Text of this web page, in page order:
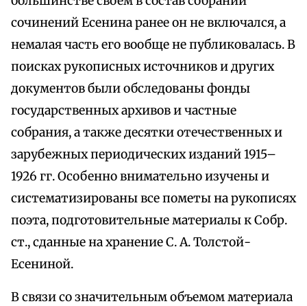
сочинений Есенина ранее он не включался, а
немалая часть его вообще не публиковалась. В
поисках рукописных источников и других
документов были обследованы фонды
государственных архивов и частные
собрания, а также десятки отечественных и
зарубежных периодических изданий 1915–
1926 гг. Особенно внимательно изучены и
систематизированы все пометы на рукописях
поэта, подготовительные материалы к Собр.
ст., сданные на хранение С. А. Толстой-
Есениной.
В связи со значительным объемом материала